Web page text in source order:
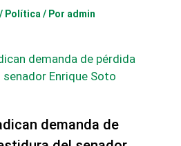
/ Política/ Por admin
demanda de